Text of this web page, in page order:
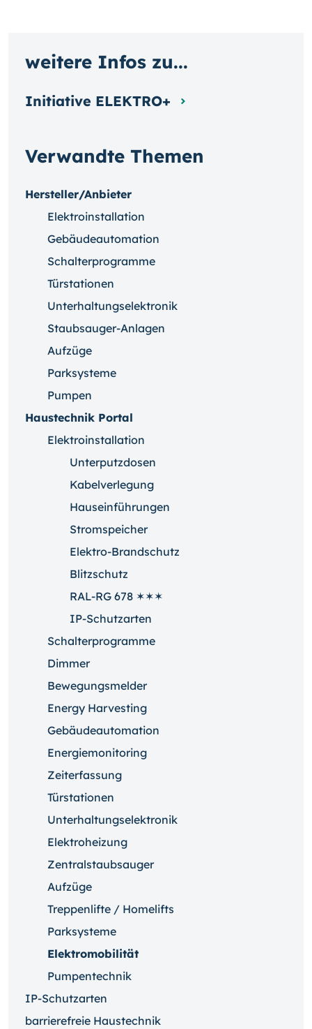
Verwandte Themen
Hersteller/Anbieter
Elektroinstallation
Gebäudeautomation
Schalterprogramme
Türstationen
Unterhaltungselektronik
Staubsauger-Anlagen
Aufzüge
Parksysteme
Pumpen
Haustechnik Portal
Elektroinstallation
Unterputzdosen
Kabelverlegung
Hauseinführungen
Stromspeicher
Elektro-Brandschutz
Blitzschutz
RAL-RG 678 ✶✶✶
IP-Schutzarten
Schalterprogramme
Dimmer
Bewegungsmelder
Energy Harvesting
Gebäudeautomation
Energiemonitoring
Zeiterfassung
Türstationen
Unterhaltungselektronik
Elektroheizung
Zentralstaubsauger
Aufzüge
Treppenlifte / Homelifts
Parksysteme
Elektromobilität
Pumpentechnik
IP-Schutzarten
barrierefreie Haustechnik
weitere Infos zu...
Initiative ELEKTRO+